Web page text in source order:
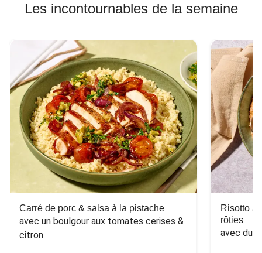
Les incontournables de la semaine
Carré de porc & salsa à la pistache
avec un boulgour aux tomates cerises &
citron
Risotto
rôties
avec du